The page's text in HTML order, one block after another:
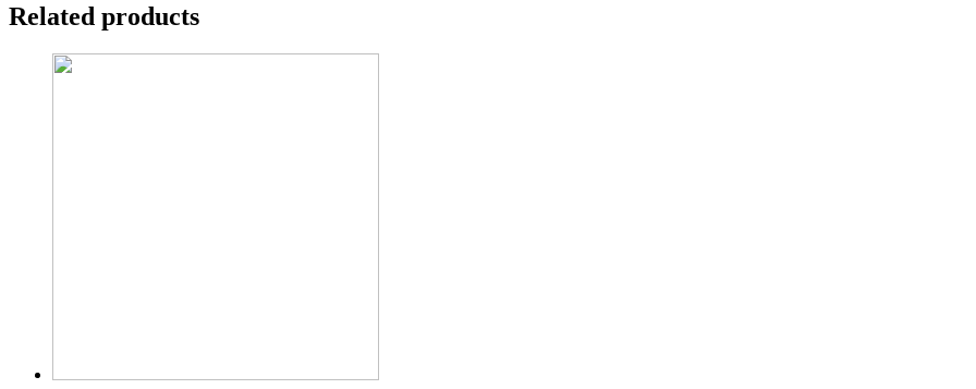
Related products